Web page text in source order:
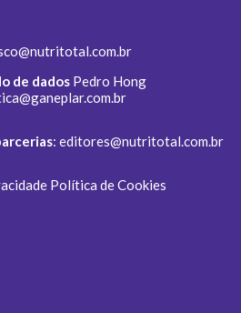
de dados Pedro Hong
: editores@nutritotal.com.br
Política de Cookies